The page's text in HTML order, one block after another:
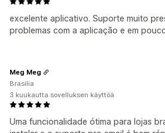
excelente aplicativo. Suporte muito
problemas com a aplicação e em
Uma funcionalidade ótima para lojas
Meg Meg
Brasilia
3 kuukautta sovelluksen käyttöä